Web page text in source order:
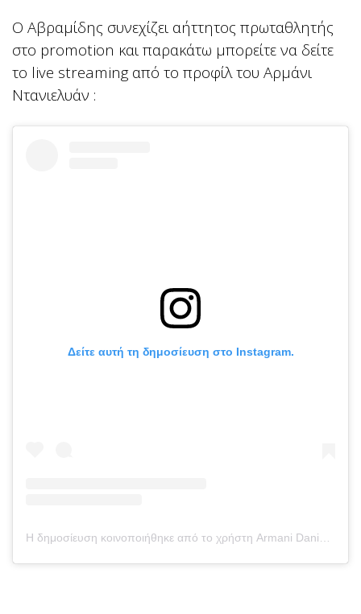
Ο Αβραμίδης συνεχίζει αήττητος πρωταθλητής
στο promotion και παρακάτω μπορείτε να δείτε
το live streaming από το προφίλ του Αρμάνι
Ντανιελυάν :
Δείτε αυτή τη δημοσίευση στο Instagram.